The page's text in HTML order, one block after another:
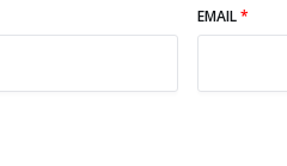
EMAIL*